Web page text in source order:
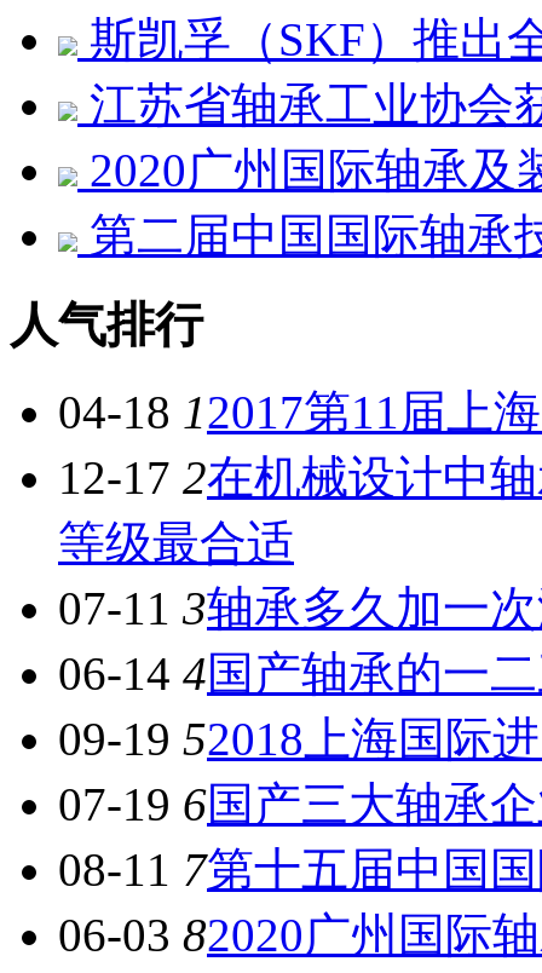
斯凯孚（SKF）推出
江苏省轴承工业协会
2020广州国际轴承及
第二届中国国际轴承
人气排行
04-18 12017第11届上
12-17 2在机械设计中
等级最合适
07-11 3轴承多久加一
06-14 4国产轴承的一
09-19 52018上海国际
07-19 6国产三大轴承
08-11 7第十五届中国
06-03 82020广州国际